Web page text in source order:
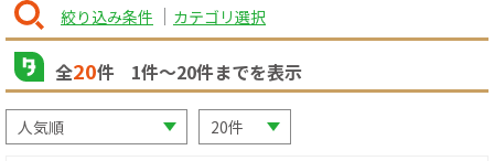
絞り込み条件 カテゴリ選択
全20件 1件〜20件までを表示